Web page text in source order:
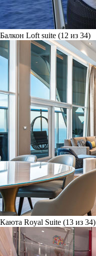
Балкон Loft suite (12 из 34)
Каюта Royal Suite (13 из 34)